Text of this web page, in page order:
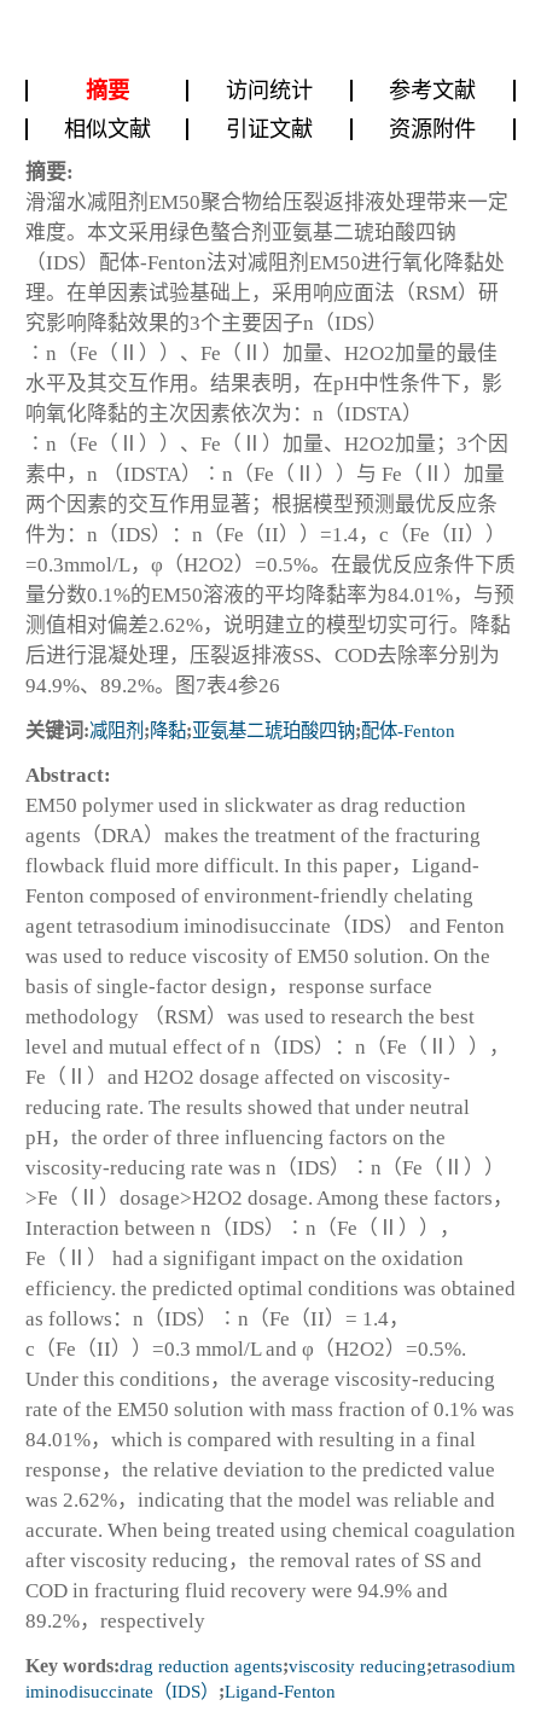
摘要 访问统计
参考文献
相似文献
引证文献 资源附件
摘要:
滑溜水减阻剂EM50聚合物给压裂返排液处理带来一定
难度。本文采用绿色螯合剂亚氨基二琥珀酸四钠
（IDS）配体-Fenton法对减阻剂EM50进行氧化降黏处
理。在单因素试验基础上，采用响应面法（RSM）研
究影响降黏效果的3个主要因子n（IDS）
∶n（Fe（Ⅱ））、Fe（Ⅱ）加量、H2O2加量的最佳
水平及其交互作用。结果表明，在pH中性条件下，影
响氧化降黏的主次因素依次为：n（IDSTA）
∶n（Fe（Ⅱ））、Fe（Ⅱ）加量、H2O2加量；3个因
素中，n （IDSTA）∶n（Fe（Ⅱ））与 Fe（Ⅱ）加量
两个因素的交互作用显著；根据模型预测最优反应条
件为：n（IDS）：n（Fe（II））=1.4，c（Fe（II））
=0.3mmol/L，φ（H2O2）=0.5%。在最优反应条件下质
量分数0.1%的EM50溶液的平均降黏率为84.01%，与预
测值相对偏差2.62%，说明建立的模型切实可行。降黏
后进行混凝处理，压裂返排液SS、COD去除率分别为
94.9%、89.2%。图7表4参26
关键词:减阻剂 ;降黏;亚氨基二琥珀酸四钠;配体-Fenton
Abstract:
EM50 polymer used in slickwater as drag reduction
agents（DRA）makes the treatment of the fracturing
flowback fluid more difficult. In this paper，Ligand-
Fenton composed of environment-friendly chelating
agent tetrasodium iminodisuccinate（IDS） and Fenton
was used to reduce viscosity of EM50 solution. On the
basis of single-factor design，response surface
methodology （RSM）was used to research the best
level and mutual effect of n（IDS）：n（Fe（Ⅱ）），
Fe（Ⅱ）and H2O2 dosage affected on viscosity-
reducing rate. The results showed that under neutral
pH，the order of three influencing factors on the
viscosity-reducing rate was n（IDS）∶n（Fe（Ⅱ））
>Fe（Ⅱ）dosage>H2O2 dosage. Among these factors，
Interaction between n（IDS）∶n（Fe（Ⅱ）），
Fe（Ⅱ） had a signifigant impact on the oxidation
efficiency. the predicted optimal conditions was obtained
as follows：n（IDS）∶n（Fe（II）= 1.4，
c（Fe（II））=0.3 mmol/L and φ（H2O2）=0.5%.
Under this conditions，the average viscosity-reducing
rate of the EM50 solution with mass fraction of 0.1% was
84.01%，which is compared with resulting in a final
response，the relative deviation to the predicted value
was 2.62%，indicating that the model was reliable and
accurate. When being treated using chemical coagulation
after viscosity reducing，the removal rates of SS and
COD in fracturing fluid recovery were 94.9% and
89.2%，respectively
Key words:drag reduction agents;viscosity reducing;etrasodium
iminodisuccinate（IDS） ;Ligand-Fenton